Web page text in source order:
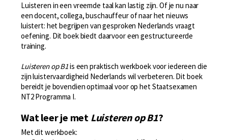
Luisteren in een vreemde taal kan lastig zijn. Of je nu naar
een docent, collega, buschauffeur of naar het nieuws
luistert: het begrijpen van gesproken Nederlands vraagt
oefening. Dit boek biedt daarvoor een gestructureerde
training.
Luisteren op B1is een praktisch werkboek voor iedereen die
zijn luistervaardigheid Nederlands wil verbeteren. Dit boek
bereidt je bovendien optimaal voor op het Staatsexamen
NT2 Programma I.
Wat leer je met Luisteren op B1?
Met dit werkboek: